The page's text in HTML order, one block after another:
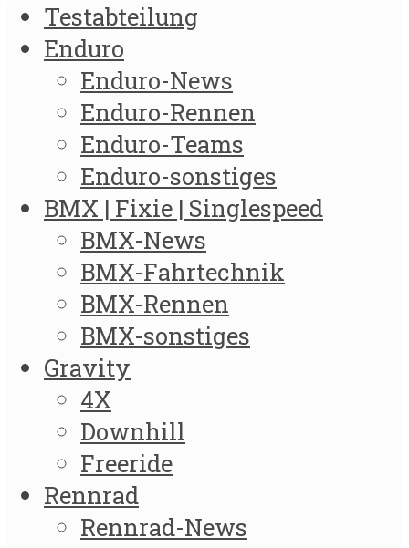
Testabteilung
Enduro
Enduro-News
Enduro-Rennen
Enduro-Teams
Enduro-sonstiges
BMX | Fixie | Singlespeed
BMX-News
BMX-Fahrtechnik
BMX-Rennen
BMX-sonstiges
Gravity
4X
Downhill
Freeride
Rennrad
Rennrad-News